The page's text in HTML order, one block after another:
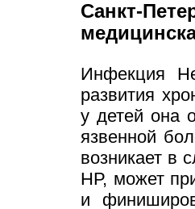
Санкт-
Инфекция
развития
у детей она
язвенной
возникает в
НР, может
и